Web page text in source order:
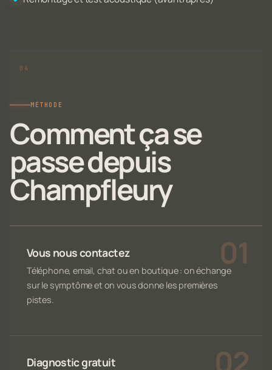
MÉTHODE
Comment ça se
passe depuis
Champfleury
Vous nous contactez
Téléphone, email, chat ou en boutique : on échange
sur le symptôme et on vous donne les premières
pistes.
Diagnostic gratuit